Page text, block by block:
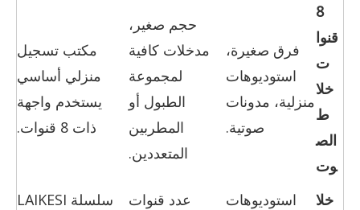
8
قنوا
ت
خلا
ط
الص
وت
فرق صغيرة،
استوديوهات
منزلية، مدونات
صوتية.
حجم صغير،
مدخلات كافية
لمجموعة
الطبول أو
المطربين
المتعددين.
مكتب تسجيل
منزلي أساسي
يستخدم واجهة
ذات 8 قنوات.
خلا
استوديوهات
عدد قنوات
سلسلة LAIKESI